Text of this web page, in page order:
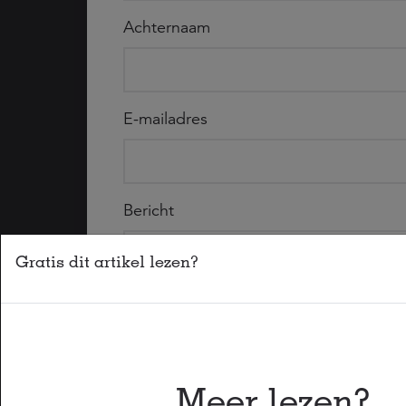
Gratis dit artikel lezen?
Achternaam
E-mailadres
Bericht
Hierbij geef ik toestemming dat de sociale